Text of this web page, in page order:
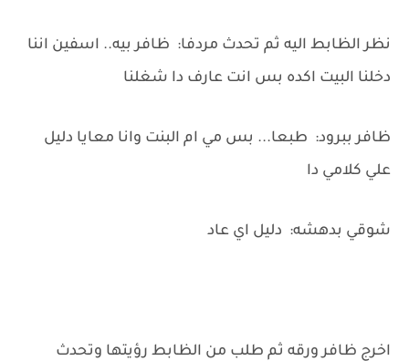
نظر الظابط اليه ثم تحدث مردفا: ظافر بيه.. اسفين اننا
دخلنا البيت اكده بس انت عارف دا شغلنا
ظافر ببرود: طبعا... بس مي ام البنت وانا معايا دليل
علي كلامي دا
شوقي بدهشه: دليل اي عاد
اخرج ظافر ورقه ثم طلب من الظابط رؤيتها وتحدث